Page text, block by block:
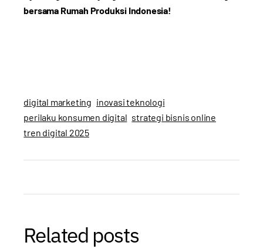
bersama Rumah Produksi Indonesia!
digital marketing inovasi teknologi
perilaku konsumen digital strategi bisnis online
tren digital 2025
Related posts